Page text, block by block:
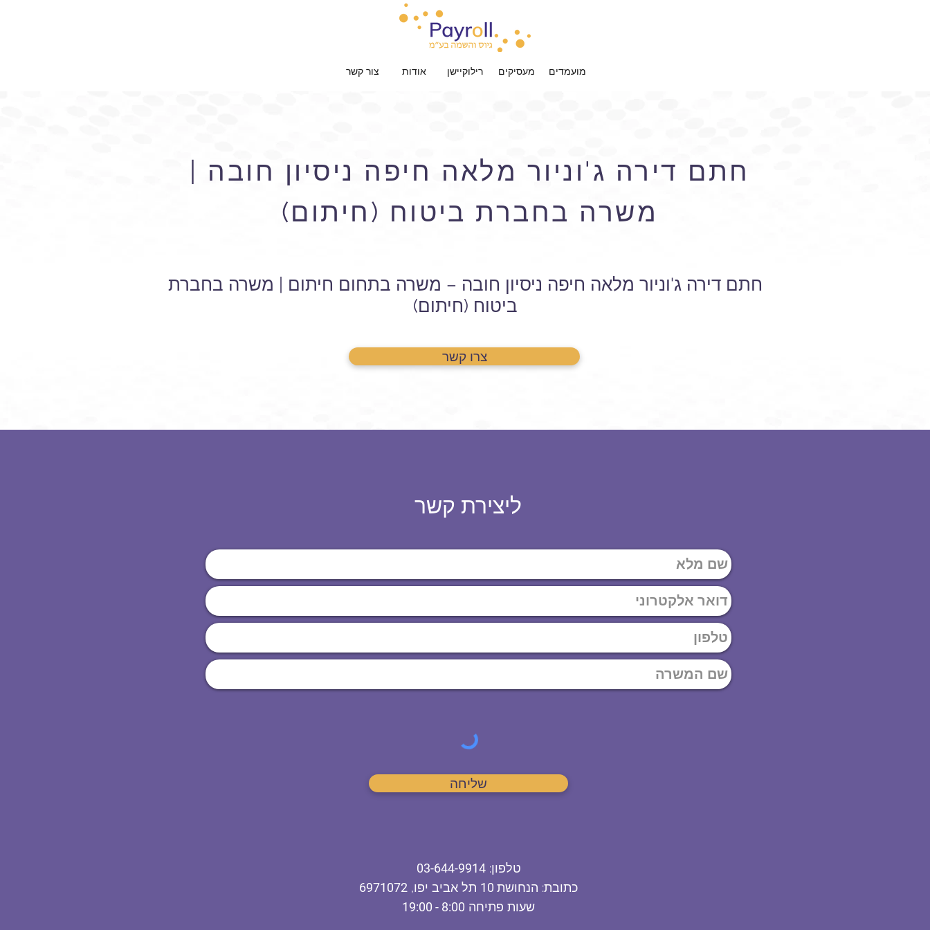
מועמדים מעסיקים רילוקיישן אודות צור קשר
חתם דירה ג'וניור מלאה חיפה ניסיון חובה |
משרה בחברת ביטוח (חיתום)
חתם דירה ג'וניור מלאה חיפה ניסיון חובה – משרה בתחום חיתום | משרה בחברת
ביטוח (חיתום)
צרו קשר
ליצירת קשר
טלפון:
03-644-9914
כתובת: הנחושת תל אביב יפו, 6971072
שעות פתיחה 8:00 - 19:00
שליחה